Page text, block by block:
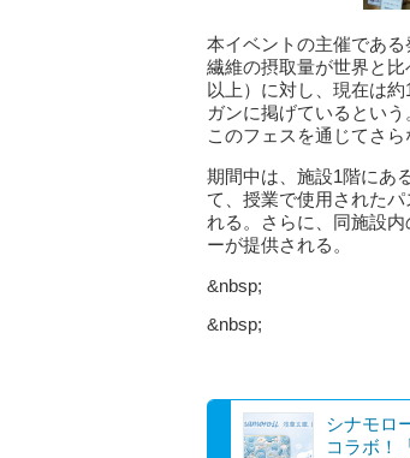
本イベントの主催であ
繊維の摂取量が世界と
以上）に対し、現在は
ガンに掲げているとい
このフェスを通じてさら
期間中は、施設1階にあ
て、授業で使用された
れる。さらに、同施設
ーが提供される。
&nbsp;
&nbsp;
シナモロ
コラボ！